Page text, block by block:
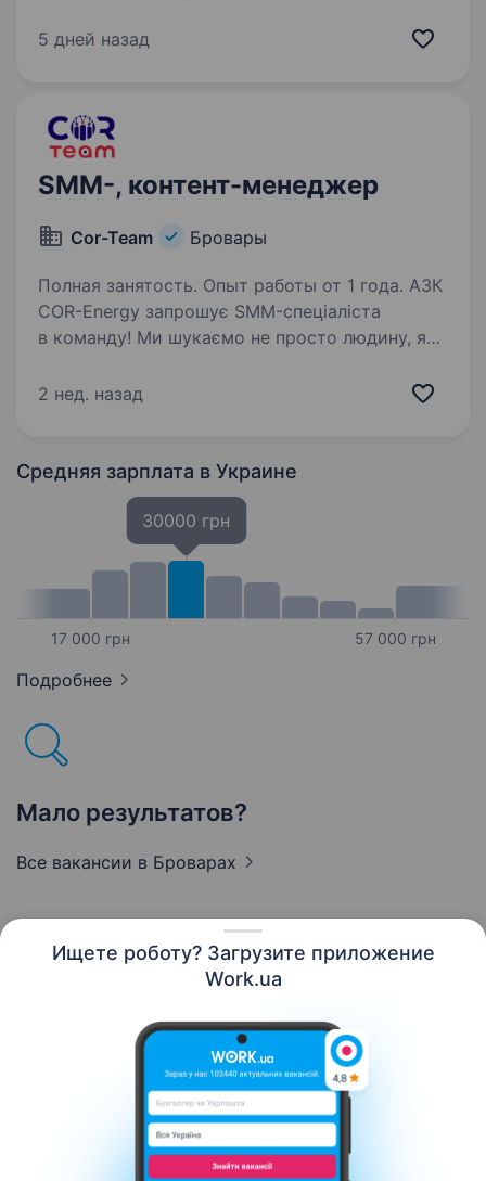
Ищете роботу? Загрузите приложение
Work.ua
готових до фізичної роботи. Робота
5 дней назад
SMM-, контент-менеджер
Cor-Team Бровары
Полная занятость. Опыт работы от 1 года. АЗК
COR-Energy запрошує SMM-спеціаліста
в команду! Ми шукаємо не просто людину, яка
системно і бачить у контенті інструмент росту
2 нед. назад
Средняя зарплата в Украине
17 000 грн
30000 грн
57 000 грн
Подробнее
Мало результатов?
Все вакансии в Броварах
Контакты О нас
Карьера